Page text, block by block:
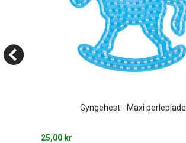
Gyngehest - Maxi perleplade
25,00 kr